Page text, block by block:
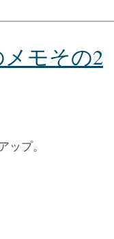
メモその2
プ。